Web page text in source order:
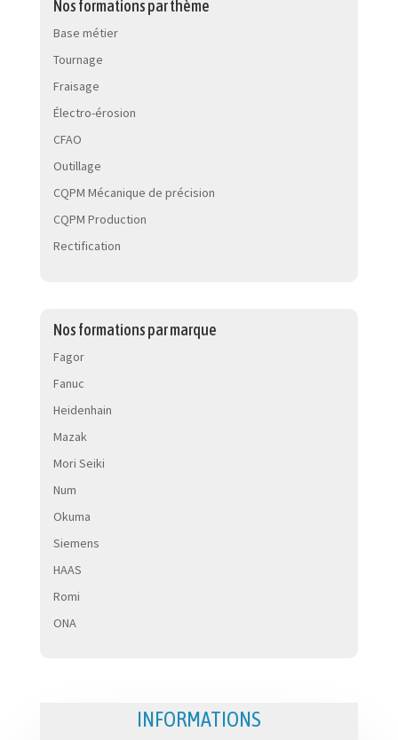
Nos formations par thème
Base métier
Tournage
Fraisage
Électro-érosion
CFAO
Outillage
CQPM Mécanique de précision
CQPM Production
Rectification
Nos formations par marque
Fagor
Fanuc
Heidenhain
Mazak
Mori Seiki
Num
Okuma
Siemens
HAAS
Romi
ONA
INFORMATIONS